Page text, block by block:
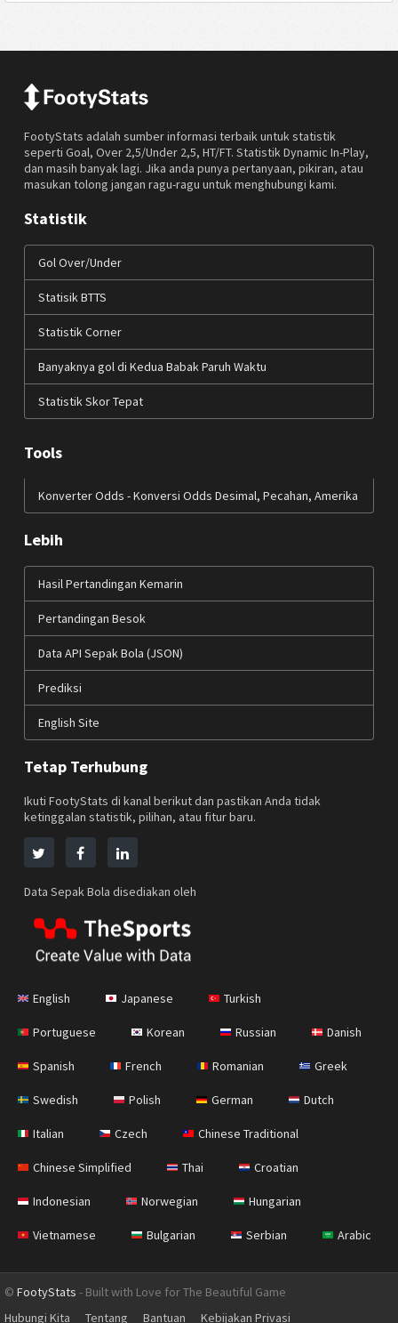
FootyStats adalah sumber informasi terbaik untuk statistik
seperti Goal, Over 2,5/Under 2,5, HT/FT. Statistik Dynamic In-Play,
dan masih banyak lagi. Jika anda punya pertanyaan, pikiran, atau
masukan tolong jangan ragu-ragu untuk menghubungi kami.
Statistik
Gol Over/Under
Statisik BTTS
Statistik Corner
Banyaknya gol di Kedua Babak Paruh Waktu
Statistik Skor Tepat
Tools
Konverter Odds - Konversi Odds Desimal, Pecahan, Amerika
Lebih
Hasil Pertandingan Kemarin
Pertandingan Besok
Data API Sepak Bola (JSON)
Prediksi
English Site
Tetap Terhubung
Ikuti FootyStats di kanal berikut dan pastikan Anda tidak
ketinggalan statistik, pilihan, atau fitur baru.
Data Sepak Bola disediakan oleh
English Japanese Turkish
Portuguese Korean Russian Danish
Spanish French Romanian Greek
Swedish Polish German Dutch
Italian Czech Chinese Traditional
Chinese Simplified Thai Croatian
Indonesian Norwegian Hungarian
Vietnamese Bulgarian Serbian Arabic
© FootyStats - Built with Love for The Beautiful Game
Hubungi Kita
Tentang Bantuan Kebijakan Privasi